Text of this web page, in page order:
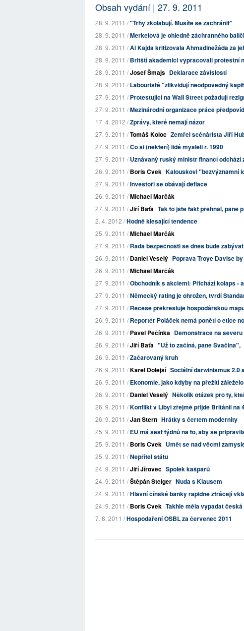
Obsah vydání | 27. 9. 2011
28. 9. 2011 /"Trhy zkolabují. Musíte se zachránit"
28. 9. 2011 /Merkelová je ohledně záchranného
28. 9. 2011 /Al Kajda kritizovala Ahmadinežáda za
28. 9. 2011 /Britští akademici vypracovali protestní
28. 9. 2011 /Josef Šmajs Deklarace závislosti
28. 9. 2011 /Labouristé "zlikvidují neodpovědný
27. 9. 2011 /Protestující na Wall Street požadují
27. 9. 2011 /Mezinárodní organizace práce
17. 4. 2012 /Zprávy, které nemají názor
27. 9. 2011 /Tomáš Koloc Zemřel scénárista Jiří
27. 9. 2011 /Co si (někteří) lidé mysleli r. 1990
27. 9. 2011 /Uznávaný ruský ministr financí odchází
26. 9. 2011 /Boris Cvek Kalouskovi "bezvýznamní
27. 9. 2011 /Investoři se obávají deflace
26. 9. 2011 /Michael Marčák
27. 9. 2011 /Jiří Baťa Tak to jste fakt přehnal, pane
2. 4. 2012 /Hodně klesající tendence
25. 9. 2011 /Michael Marčák
27. 9. 2011 /Rada bezpečnosti se dnes bude
26. 9. 2011 /Daniel Veselý Poprava Troye Davise
26. 9. 2011 /Michael Marčák
27. 9. 2011 /Obchodník s akciemi: Přichází kolaps -
27. 9. 2011 /Německý rating je ohrožen, tvrdí
27. 9. 2011 /Recese překresluje hospodářskou
26. 9. 2011 /Reportér Poláček nemá ponětí o etice
26. 9. 2011 /Pavel Pečínka Demonstrace na
26. 9. 2011 /Jiří Baťa "Už to začíná, pane Svačina",
26. 9. 2011 /Začarovaný kruh
26. 9. 2011 /Karel Dolejší Sociální darwinismus 2.0
26. 9. 2011 /Ekonomie, jako kdyby na přežití záleželo
26. 9. 2011 /Daniel Veselý Několik otázek pro ty,
26. 9. 2011 /Konflikt v Libyi zřejmě přijde Británii na
26. 9. 2011 /Jan Stern Hrátky s čertem modernity
25. 9. 2011 /EU má šest týdnů na to, aby se
25. 9. 2011 /Boris Cvek Umět se nad věcmi
25. 9. 2011 /Nepřítel státu
24. 9. 2011 /Jiří Jírovec Spolek kašparů
24. 9. 2011 /Štěpán Steiger Nuda s Klausem
24. 9. 2011 /Hlavní čínské banky rapidně ztrácejí
24. 9. 2011 /Boris Cvek Takhle měla vypadat
7. 8. 2011 /Hospodaření OSBL za červenec 2011